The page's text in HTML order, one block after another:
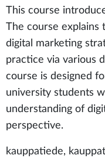
This course
The course explains
digital marketing
practice via various
course is designed
university students
understanding of
perspective.
kauppatiede,